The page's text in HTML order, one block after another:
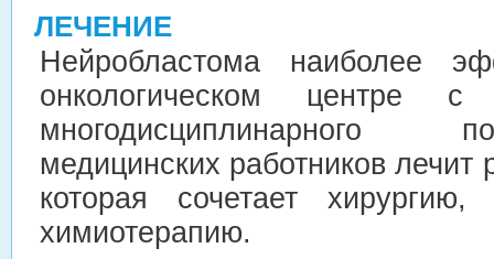
ЛЕЧЕНИЕ
Нейробластома наиболее
онкологическом центре
многодисциплинарного
медицинских работников
которая сочетает
химиотерапию.